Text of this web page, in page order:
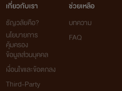
เกี่ยวกับเรา
ธัญวลัยคือ?
นโยบายการ
คุ้มครอง
ข้อมูลส่วนบุคคล
เงื่อนไขและข้อตกลง
Third-Party
ช่วยเหลือ
บทความ
FAQ